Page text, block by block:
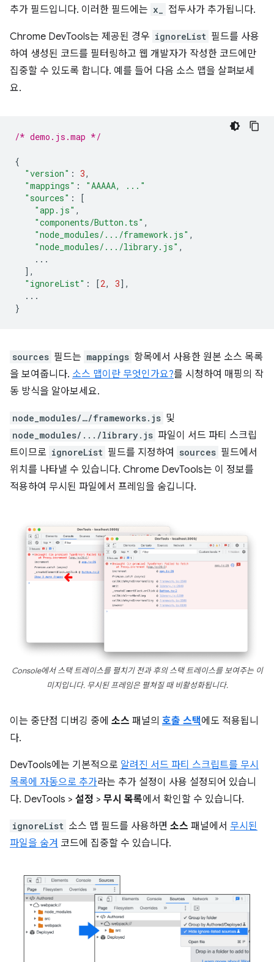
추가 필드입니다. 이러한 필드에는 x_ 접두사가 추가됩니다.
Chrome DevTools는 제공된 경우 ignoreList 필드를 사용
하여 생성된 코드를 필터링하고 웹 개발자가 작성한 코드에만
집중할 수 있도록 합니다. 예를 들어 다음 소스 맵을 살펴보세
요.
/* demo.js.map */
{
"version" : 3,
"mappings" :
"AAAAA, ..."
"sources" :
[
"app.js" ,
"components/Button.ts" ,
"node_modules/.../framework.js" ,
"node_modules/.../library.js" ,
...
],
"ignoreList" : [2, 3],
...
}
sources 필드는 mappings 항목에서 사용한 원본 소스 목록
을 보여줍니다. 소스 맵이란 무엇인가요?를 시청하여 매핑의 작
동 방식을 알아보세요.
node_modules/…/frameworks.js 및
node_modules/.../library.js 파일이 서드 파티 스크립
트이므로 ignoreList 필드를 지정하여 sources 필드에서
위치를 나타낼 수 있습니다. Chrome DevTools는 이 정보를
적용하여 무시된 파일에서 프레임을 숨깁니다.
Console에서 스택 트레이스를 펼치기 전과 후의 스택 트레이스를 보여주는 이
미지입니다. 무시된 프레임은 펼쳐질 때 비활성화됩니다.
이는 중단점 디버깅 중에 소스 패널의 호출 스택에도 적용됩니
다.
DevTools에는 기본적으로 알려진 서드 파티 스크립트를 무시
목록에 자동으로 추가라는 추가 설정이 사용 설정되어 있습니
다. DevTools > 설정 > 무시 목록에서 확인할 수 있습니다.
ignoreList 소스 맵 필드를 사용하면 소스 패널에서 무시된
파일을 숨겨 코드에 집중할 수 있습니다.